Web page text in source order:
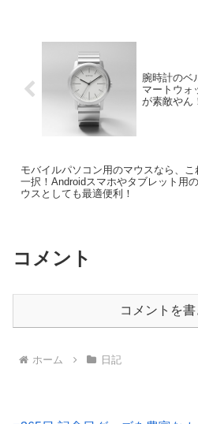
腕時計のベ
マートウォ
が素敵やん
モバイルパソコン用のマウスなら、こ
一択！Androidスマホやタブレット用
ウスとしても最適便利！
コメント
コメントを
ホーム 日記